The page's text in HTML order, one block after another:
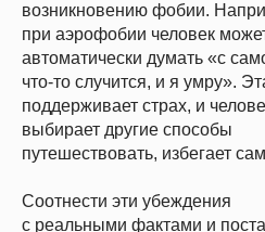
возникновению фобии.
при аэрофобии человек
автоматически думать «с
что-то случится, и я умру».
поддерживает страх, и
выбирает другие способы
путешествовать, избегает
Соотнести эти убеждения
с реальными фактами и